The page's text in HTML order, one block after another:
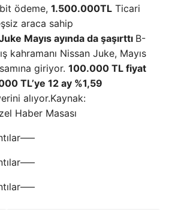
ödeme, 1.500.000TL Ticari
araca sahip
Mayıs ayında da şaşırttı B-
kahramanı Nissan Juke, Mayıs
giriyor. 100.000 TL fiyat
TL’ye 12 ay %1,59
alıyor.Kaynak:
Haber Masası